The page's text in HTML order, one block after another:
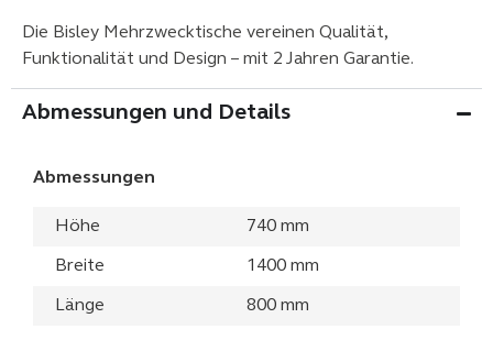
Die Bisley Mehrzwecktische vereinen Qualität,
Funktionalität und Design – mit 2 Jahren Garantie.
Abmessungen und Details
Abmessungen
Höhe 740 mm
Breite 1400 mm
Länge 800 mm